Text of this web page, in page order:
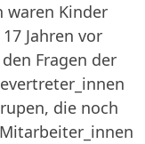
waren Kinder
Jahren vor
Fragen der
die noch